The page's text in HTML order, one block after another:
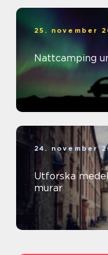
25. november
Nattcamping
24. november
Utforska
murar